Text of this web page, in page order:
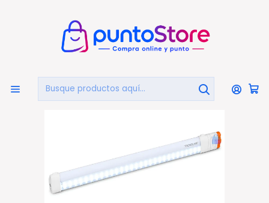
HOGAR Y DECORACIÓN Luz de Emergencia
Lámpara LED Emergencia Recargable 100W Tipo C
Magnética - PS